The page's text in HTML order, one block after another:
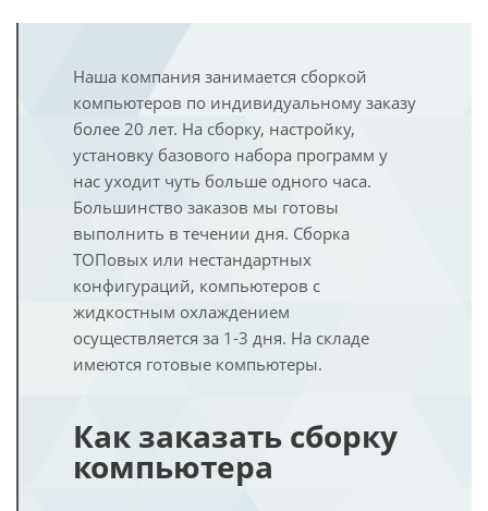
Наша компания занимается сборкой
компьютеров по индивидуальному заказу
более 20 лет. На сборку, настройку,
установку базового набора программ у
нас уходит чуть больше одного часа.
Большинство заказов мы готовы
выполнить в течении дня. Сборка
ТОПовых или нестандартных
конфигураций, компьютеров с
жидкостным охлаждением
осуществляется за 1-3 дня. На складе
имеются готовые компьютеры.
Как заказать сборку
компьютера